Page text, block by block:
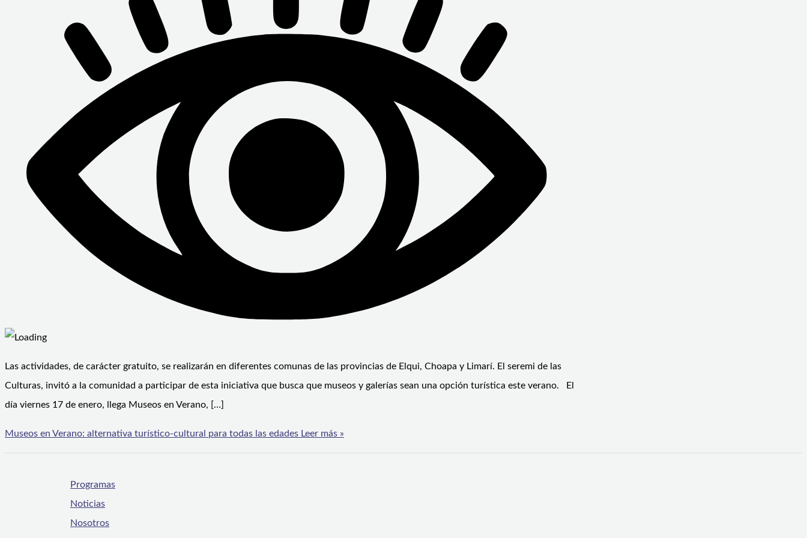
Las actividades, de carácter gratuito, se realizarán en diferentes comunas de las provincias de Elqui, Choapa y Limarí. El seremi de las
Culturas, invitó a la comunidad a participar de esta iniciativa que busca que museos y galerías sean una opción turística este verano. El
día viernes 17 de enero, llega Museos en Verano, […]
Museos en Verano: alternativa turístico-cultural para todas las edades Leer más »
Programas
Noticias
Nosotros